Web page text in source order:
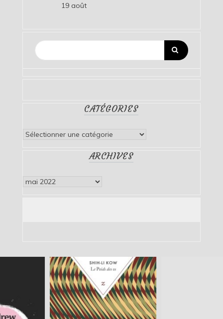
19 août
CATÉGORIES
Catégories
ARCHIVES
Archives